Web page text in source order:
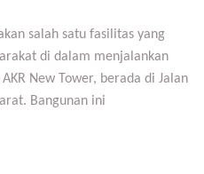
salah satu fasilitas yang
di dalam menjalankan
New Tower, berada di Jalan
Bangunan ini